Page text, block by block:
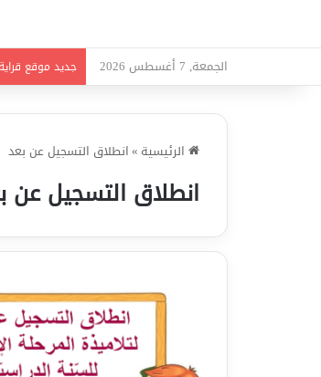
الجمعة, 7 أغسطس 2026 جديد موقع
الرئيسية »انطلاق التسجيل عن بعد
انطلاق التسجيل عن